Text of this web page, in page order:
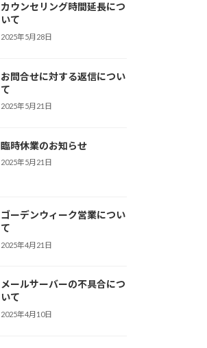
カウンセリング時間延長につ
いて
2025年5月28日
お問合せに対する返信につい
て
2025年5月21日
臨時休業のお知らせ
2025年5月21日
ゴーデンウィーク営業につい
て
2025年4月21日
メールサーバーの不具合につ
いて
2025年4月10日